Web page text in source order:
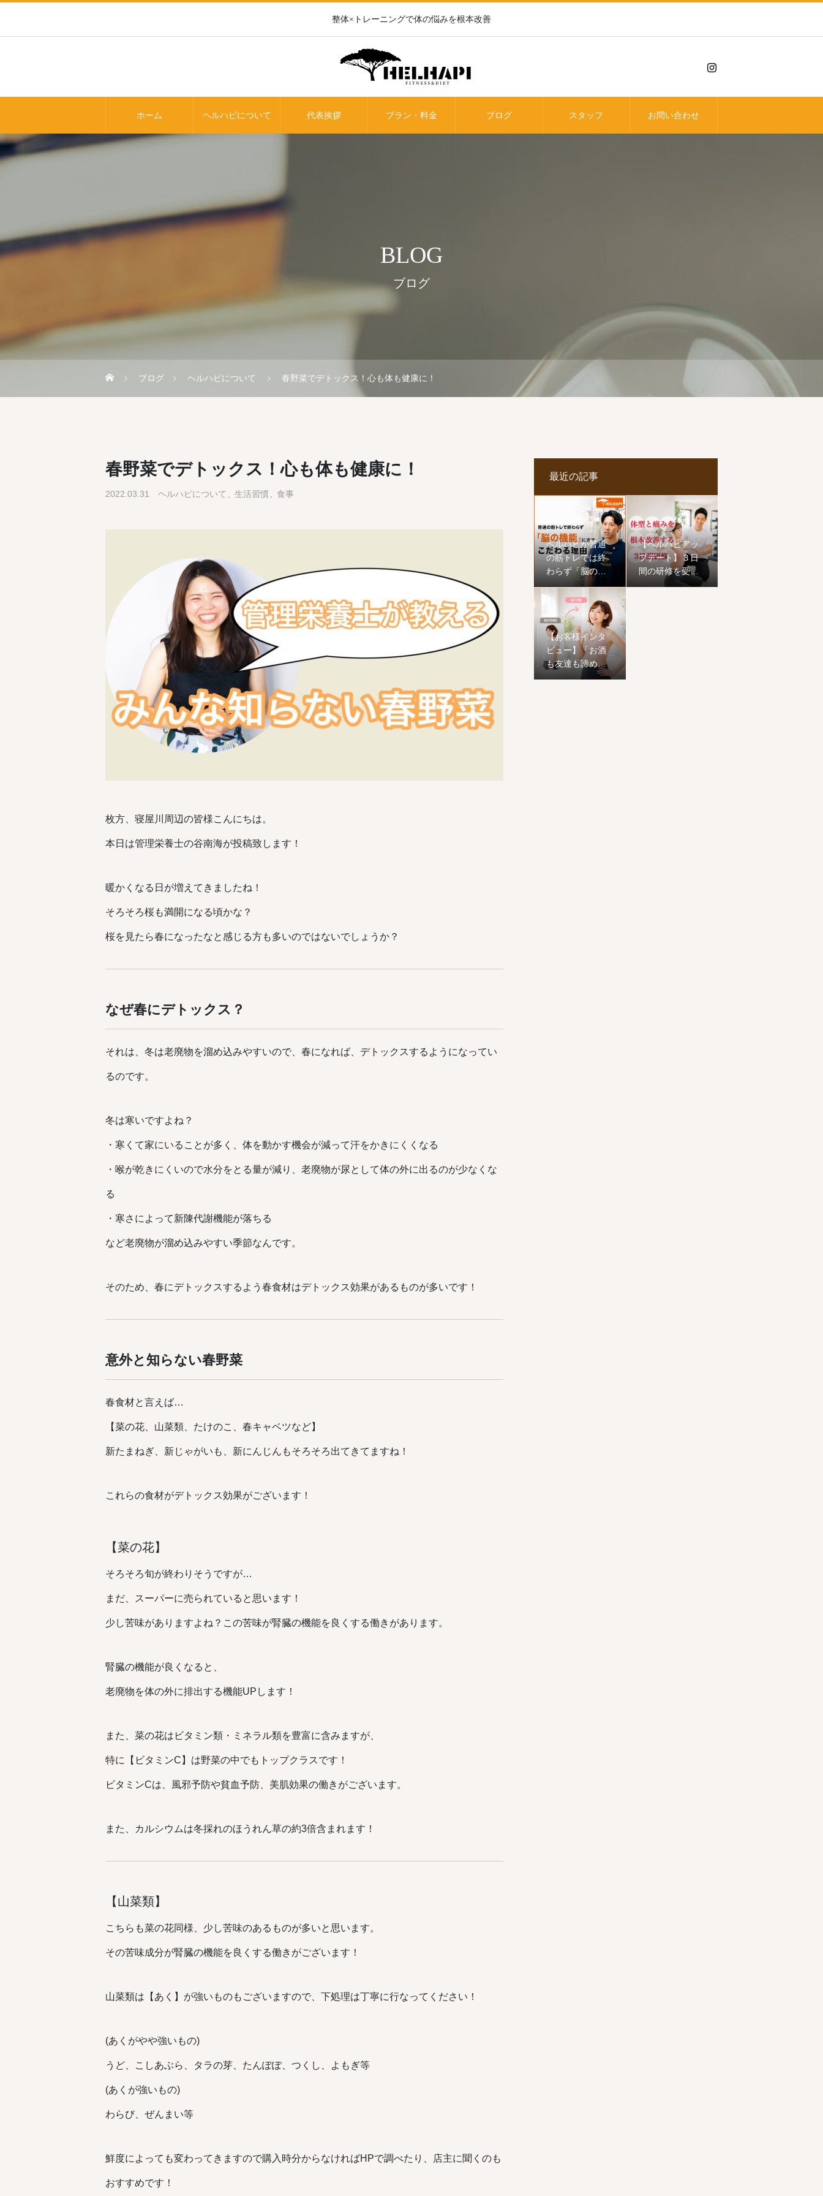
整体×トレーニングで体の悩みを根本改善
ホーム ヘルハピについて 代表挨拶 プラン・料金 ブログ スタッフ お問い合わせ
BLOG
ブログ
ブログ ヘルハピについて 春野菜でデトックス！心も体も健康に！
春野菜でデトックス！心も体も健康に！
2022.03.31 ヘルハピについて 生活習慣 食事
枚方、寝屋川周辺の皆様こんにちは。
本日は管理栄養士の谷南海が投稿致します！
暖かくなる日が増えてきましたね！
そろそろ桜も満開になる頃かな？
桜を見たら春になったなと感じる方も多いのではないでしょうか？
なぜ春にデトックス？
それは、冬は老廃物を溜め込みやすいので、春になれば、デトックスするようになってい
るのです。
冬は寒いですよね？
・寒くて家にいることが多く、体を動かす機会が減って汗をかきにくくなる
・喉が乾きにくいので水分をとる量が減り、老廃物が尿として体の外に出るのが少なくな
る
・寒さによって新陳代謝機能が落ちる
など老廃物が溜め込みやすい季節なんです。
そのため、春にデトックスするよう春食材はデトックス効果があるものが多いです！
意外と知らない春野菜
春食材と言えば…
【菜の花、山菜類、たけのこ、春キャベツなど】
新たまねぎ、新じゃがいも、新にんじんもそろそろ出てきてますね！
これらの食材がデトックス効果がございます！
【菜の花】
そろそろ旬が終わりそうですが…
まだ、スーパーに売られていると思います！
少し苦味がありますよね？この苦味が腎臓の機能を良くする働きがあります。
腎臓の機能が良くなると、
老廃物を体の外に排出する機能UPします！
また、菜の花はビタミン類・ミネラル類を豊富に含みますが、
特に【ビタミンC】は野菜の中でもトップクラスです！
ビタミンCは、風邪予防や貧血予防、美肌効果の働きがございます。
また、カルシウムは冬採れのほうれん草の約3倍含まれます！
【山菜類】
こちらも菜の花同様、少し苦味のあるものが多いと思います。
その苦味成分が腎臓の機能を良くする働きがございます！
山菜類は【あく】が強いものもございますので、下処理は丁寧に行なってください！
(あくがやや強いもの)
うど、こしあぶら、タラの芽、たんぽぽ、つくし、よもぎ等
(あくが強いもの)
わらび、ぜんまい等
鮮度によっても変わってきますので購入時分からなければHPで調べたり、店主に聞くのも
おすすめです！
最近の記事
ヘルハピが普通
の筋トレでは終
わらず「脳の機
能」にまでこだ
わる理由
【ヘルハピアッ
プデート】３日
間の研修を受け
てきました。
【お客様インタ
ビュー】「お酒
も友達も諦めな
い！」50歳から